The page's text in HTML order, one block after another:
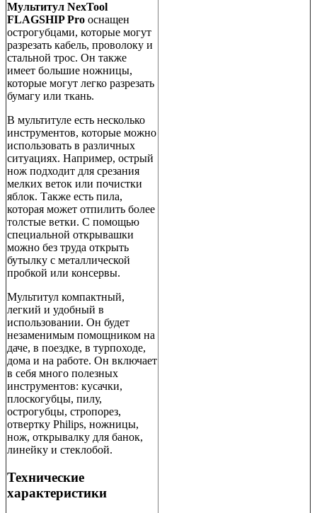
Мультитул NexTool
FLAGSHIP Pro оснащен
острогубцами, которые могут
разрезать кабель, проволоку и
стальной трос. Он также
имеет большие ножницы,
которые могут легко разрезать
бумагу или ткань.
В мультитуле есть несколько
инструментов, которые можно
использовать в различных
ситуациях. Например, острый
нож подходит для срезания
мелких веток или почистки
яблок. Также есть пила,
которая может отпилить более
толстые ветки. С помощью
специальной открывашки
можно без труда открыть
бутылку с металлической
пробкой или консервы.
Мультитул компактный,
легкий и удобный в
использовании. Он будет
незаменимым помощником на
даче, в поездке, в турпоходе,
дома и на работе. Он включает
в себя много полезных
инструментов: кусачки,
плоскогубцы, пилу,
острогубцы, стропорез,
отвертку Philips, ножницы,
нож, открывалку для банок,
линейку и стеклобой.
Технические
характеристики